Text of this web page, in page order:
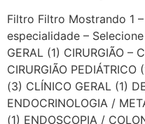
Filtro Filtro Mostrando 1
especialidade – Selecione
GERAL (1) CIRURGIÃO –
CIRURGIÃO
(3) CLÍNICO GERAL (1)
ENDOCRINOLOGIA /
(1) ENDOSCOPIA /